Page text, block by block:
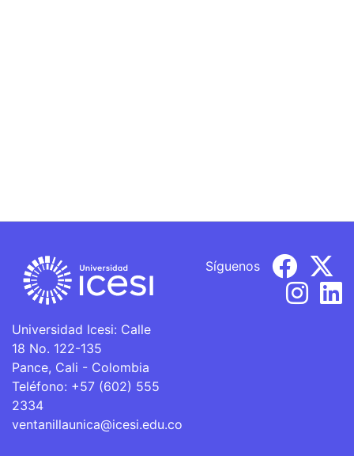
Universidad Icesi: Calle
18 No. 122-135
Pance, Cali - Colombia
Teléfono: +57 (602) 555
2334
ventanillaunica@icesi.edu.co
Síguenos